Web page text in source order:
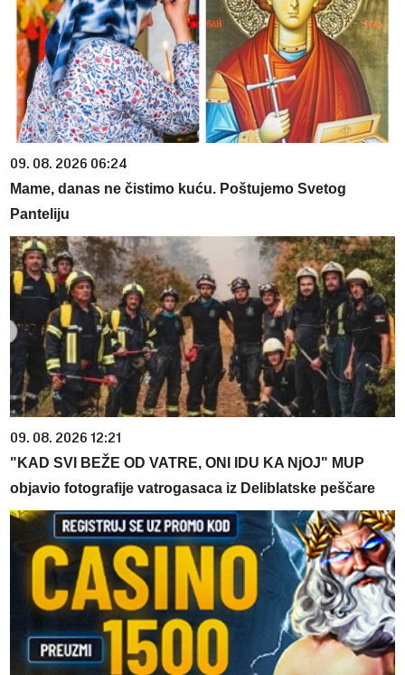
09. 08. 2026 06:24
Mame, danas ne čistimo kuću. Poštujemo Svetog
Panteliju
09. 08. 2026 12:21
"KAD SVI BEŽE OD VATRE, ONI IDU KA NjOJ" MUP
objavio fotografije vatrogasaca iz Deliblatske peščare